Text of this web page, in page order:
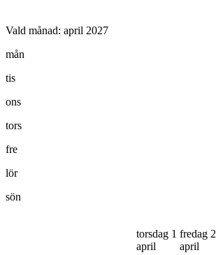
Vald månad: april 2027
mån
tis
ons
tors
fre
lör
sön
torsdag 1
april
fredag 2
april